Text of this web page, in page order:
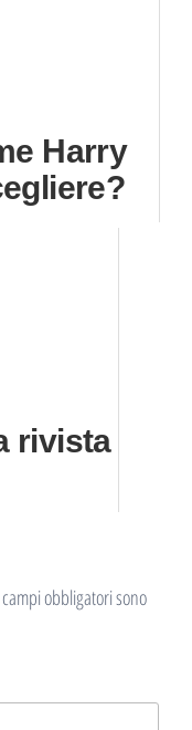
Harry
rivista
obbligatori sono